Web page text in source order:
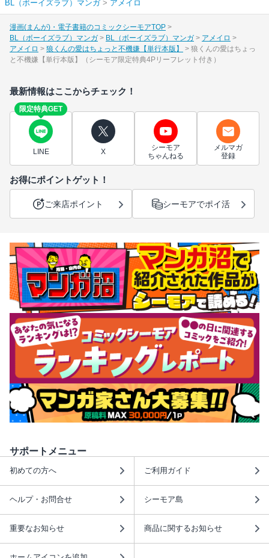
BL（ボーイズラブ）マンガ> アメイロ
漫画(まんが)・電子書籍のコミックシーモアTOP
BL（ボーイズラブ）マンガ
BL（ボーイズラブ）マンガ
アメイロ
アメイロ
狼くんの愛はちょっと不機嫌【単行本版】
狼くんの愛はちょっ
と不機嫌【単行本版】（シーモア限定特典4Pリーフレット付き）
最新情報はここからチェック！
限定特典GET
LINE X
シーモア
ちゃんねる
メルマガ
登録
お得にポイントゲット！
ご来店ポイント シーモアでポイ活
サポートメニュー
初めての方へ ご利用ガイド
ヘルプ・お問合せ シーモア島
重要なお知らせ 商品に関するお知らせ